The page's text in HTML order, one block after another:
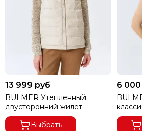
13 999 руб
BULMER Утепленный
двусторонний жилет
Выбрать
6